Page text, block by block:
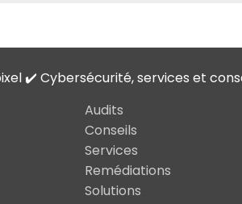
✔️ Cybersécurité, services et
Audits
Conseils
Services
Remédiations
Solutions